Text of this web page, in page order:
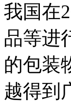
我国在
品等进
的包装
越得到